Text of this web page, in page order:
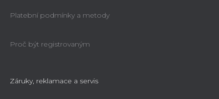
Platební podmínky a metody
Proč být registrovaným
Záruky, reklamace a servis